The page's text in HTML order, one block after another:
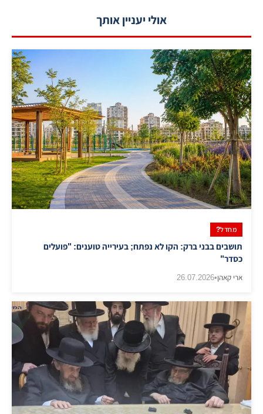
אולי יעניין אותך
מחדל?
תושבים בבני ברק: הקו לא נפתח; בעירייה טוענים: "פועלים
כסדר"
ארי קאהן•
26.07.2026